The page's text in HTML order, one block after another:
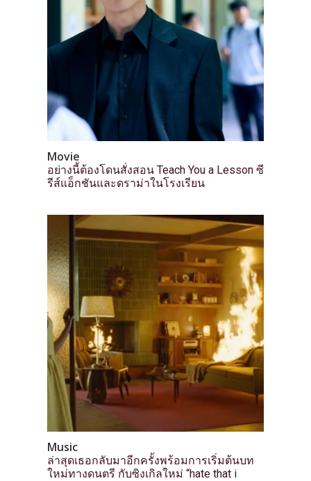
Movie
อย่างนี้ต้องโดนสั่งสอน Teach You a Lesson ซี
รีส์แอ็กชันและดราม่าในโรงเรียน
Music
ล่าสุดเธอกลับมาอีกครั้งพร้อมการเริ่มต้นบท
ใหม่ทางดนตรี กับซิงเกิลใหม่ “hate that i